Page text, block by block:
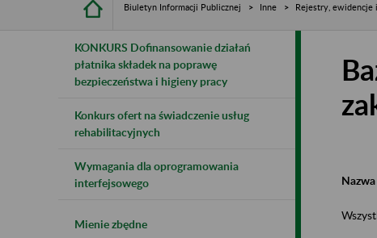
Biuletyn Informacji Publicznej Inne Rejestry, ewidencje
KONKURS Dofinansowanie działań
płatnika składek na poprawę
bezpieczeństwa i higieny pracy
Konkurs ofert na świadczenie usług
rehabilitacyjnych
Wymagania dla oprogramowania
interfejsowego
Mienie zbędne